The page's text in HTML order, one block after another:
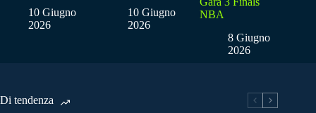
10 Giugno
2026
10 Giugno
2026
NBA
8 Giugno
2026
Di tendenza